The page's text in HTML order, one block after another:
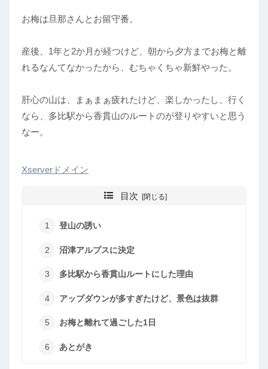
お梅は旦那さんとお留守番。
産後、1年と2か月が経つけど、朝から夕方までお梅と離
れるなんてなかったから、むちゃくちゃ新鮮やった。
肝心の山は、まぁまぁ疲れたけど、楽しかったし、行く
なら、多比駅から香貫山のルートのが登りやすいと思う
なー。
Xserverドメイン
目次
登山の誘い
沼津アルプスに決定
多比駅から香貫山ルートにした理由
アップダウンが多すぎたけど、景色は抜群
お梅と離れて過ごした1日
あとがき